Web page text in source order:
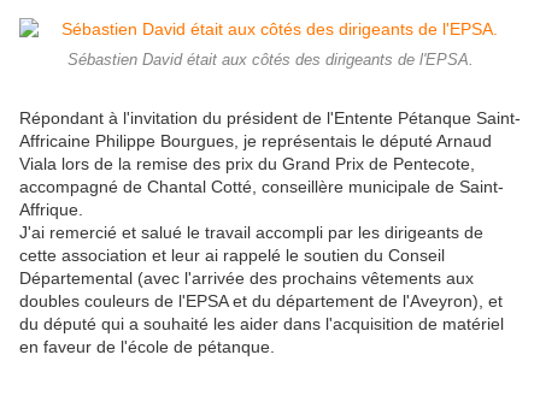
Sébastien David était aux côtés des dirigeants de l'EPSA.
Répondant à l'invitation du président de l'Entente Pétanque Saint-
Affricaine Philippe Bourgues, je représentais le député Arnaud
Viala lors de la remise des prix du Grand Prix de Pentecote,
accompagné de Chantal Cotté, conseillère municipale de Saint-
Affrique.
J'ai remercié et salué le travail accompli par les dirigeants de
cette association et leur ai rappelé le soutien du Conseil
Départemental (avec l'arrivée des prochains vêtements aux
doubles couleurs de l'EPSA et du département de l'Aveyron), et
du député qui a souhaité les aider dans l'acquisition de matériel
en faveur de l'école de pétanque.